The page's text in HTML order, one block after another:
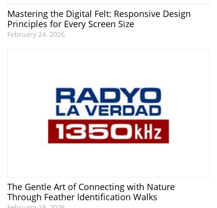
Mastering the Digital Felt: Responsive Design
Principles for Every Screen Size
February 24, 2026
The Gentle Art of Connecting with Nature
Through Feather Identification Walks